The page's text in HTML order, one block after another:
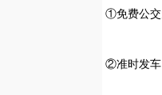
①免费公交
②准时发车